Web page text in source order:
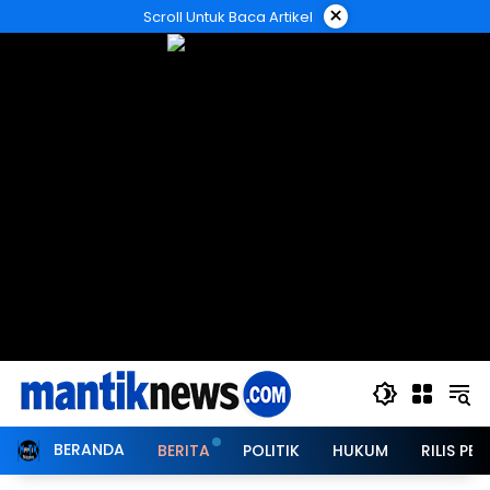
ke
Scroll Untuk Baca Artikel ×
BERANDA BERITA POLITIK HUKUM RILIS